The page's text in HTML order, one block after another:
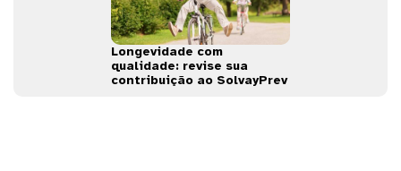
Longevidade com
qualidade: revise sua
contribuição ao SolvayPrev